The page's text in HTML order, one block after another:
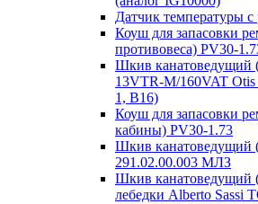
Датчик температуры
Коуш для запасовки
противовеса) PV30-
Шкив
13VTR-M/160VAT Otis
1, B16)
Коуш для запасовки
кабины) PV30-1.73
Шкив
291.02.00.003 МЛЗ
Шкив канатоведущий
лебедки Alberto Sassi